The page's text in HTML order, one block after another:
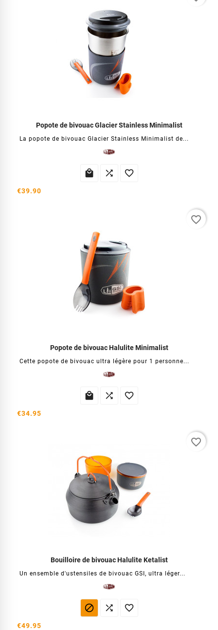
Popote de bivouac Glacier Stainless Minimalist
La popote de bivouac Glacier Stainless Minimalist de...
  
€39.90
Popote de bivouac Halulite Minimalist
Cette popote de bivouac ultra légère pour 1 personne...
  
€34.95
favorite_border
Bouilloire de bivouac Halulite Ketalist
Un ensemble d'ustensiles de bivouac GSI, ultra léger...
  
€49.95
favorite_border